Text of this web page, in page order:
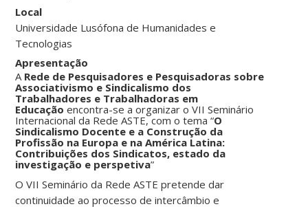
Local
Universidade Lusófona de Humanidades e
Tecnologias
Apresentação
A Rede de Pesquisadores e Pesquisadoras sobre
Associativismo e Sindicalismo dos
Trabalhadores e Trabalhadoras em
Educação encontra-se a organizar o VII Seminário
Internacional da Rede ASTE, com o tema “O
Sindicalismo Docente e a Construção da
Profissão na Europa e na América Latina:
Contribuições dos Sindicatos, estado da
investigação e perspetiva”
O VII Seminário da Rede ASTE pretende dar
continuidade ao processo de intercâmbio e